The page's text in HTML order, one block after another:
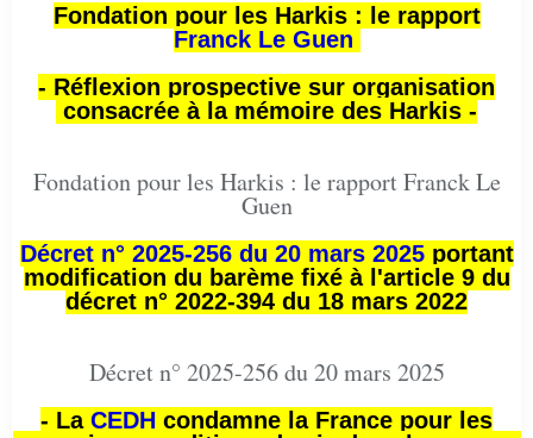
Fondation pour les Harkis : le rapport
Franck Le Guen
- Réflexion prospective sur organisation
consacrée à la mémoire des Harkis -
Fondation pour les Harkis : le rapport Franck Le
Guen
Décret n° 2025-256 du 20 mars 2025portant
modification du barème fixé à l'article 9 du
décret n° 2022-394 du 18 mars 2022
Décret n° 2025-256 du 20 mars 2025
- La CEDH condamne la France pour les